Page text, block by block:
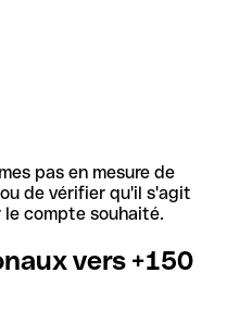
pas en mesure de
de vérifier qu'il s'agit
le compte souhaité.
vers +150